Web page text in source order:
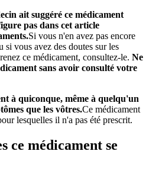
ait suggéré ce médicament
pas dans cet article
Si vous n'en avez pas encore
si vous avez des doutes sur les
ce médicament, consultez-le. Ne
sans avoir consulté votre
à quiconque, même à quelqu'un
que les vôtres.Ce médicament
lesquelles il n'a pas été prescrit.
ce médicament se